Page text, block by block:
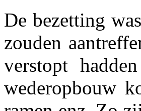
De bezetting
zouden
verstopt
wederopbouw